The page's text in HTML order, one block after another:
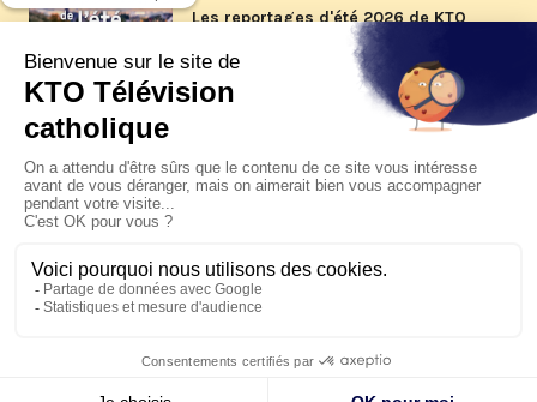
Les reportages d'été 2026 de KTO
Article
La visite pastorale du pape Léon
jeudi 6 août
Pérou du 6 au 17 novembre 2026